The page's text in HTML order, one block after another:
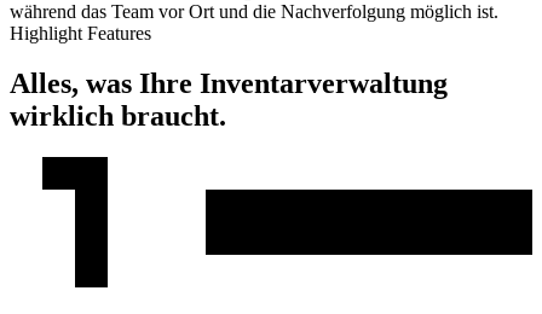
während das Team vor Ort und die Nachverfolgung möglich ist.
Highlight Features
Alles, was Ihre Inventar­verwaltung
wirklich braucht.